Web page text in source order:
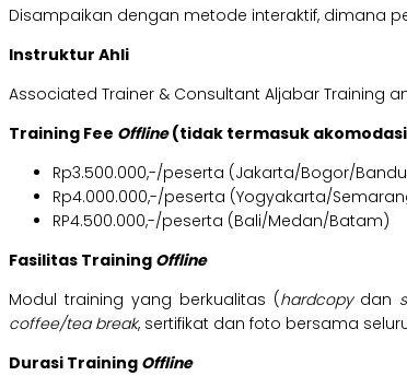
Disampaikan dengan metode interaktif, dimana
Instruktur Ahli
Associated Trainer & Consultant Aljabar Training
Training Fee Offline(tidak termasuk
Rp3.500.000,-/peserta (Jakarta/Bogor/
Rp4.000.000,-/peserta (Yogyakarta/
RP4.500.000,-/peserta (Bali/Medan/Batam)
Fasilitas Training Offline
Modul training yang berkualitas (hardcopydan
coffee/tea break, sertifikat dan foto bersama
Durasi Training Offline